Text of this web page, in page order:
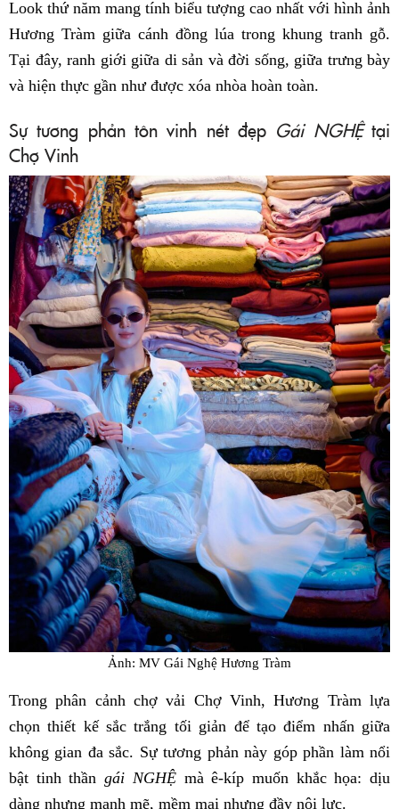
Look thứ năm mang tính biểu tượng cao nhất với hình ảnh
Hương Tràm giữa cánh đồng lúa trong khung tranh gỗ.
Tại đây, ranh giới giữa di sản và đời sống, giữa trưng bày
và hiện thực gần như được xóa nhòa hoàn toàn.
Sự tương phản tôn vinh nét đẹp Gái NGHỆtại
Chợ Vinh
Ảnh: MV Gái Nghệ Hương Tràm
Trong phân cảnh chợ vải Chợ Vinh, Hương Tràm lựa
chọn thiết kế sắc trắng tối giản để tạo điểm nhấn giữa
không gian đa sắc. Sự tương phản này góp phần làm nổi
bật tinh thầngái NGHỆmà ê-kíp muốn khắc họa: dịu
dàng nhưng mạnh mẽ, mềm mại nhưng đầy nội lực.